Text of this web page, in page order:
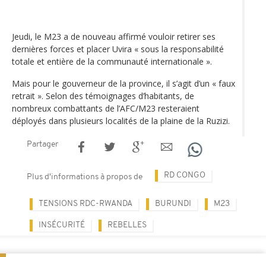
Jeudi, le M23 a de nouveau affirmé vouloir retirer ses
dernières forces et placer Uvira « sous la responsabilité
totale et entière de la communauté internationale ».
Mais pour le gouverneur de la province, il s’agit d’un « faux
retrait ». Selon des témoignages d’habitants, de
nombreux combattants de l’AFC/M23 resteraient
déployés dans plusieurs localités de la plaine de la Ruzizi.
Partager
Plus d'informations à propos de RD CONGO
TENSIONS RDC-RWANDA BURUNDI M23
INSÉCURITÉ REBELLES